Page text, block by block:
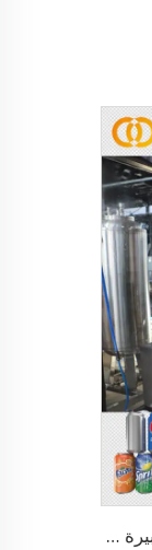
ماكينة أوتوماتيكية لتعبئة وغلق علب الألمنيوم للبيرة الحرفية والمشروبات والعصائر بسعة 330 مل و3000 علبة في الساعة / خط تعبئة البيرة